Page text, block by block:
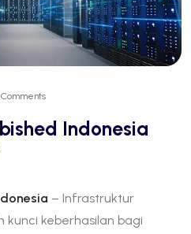
Comments
Indonesia
– Infrastruktur
kunci keberhasilan bagi